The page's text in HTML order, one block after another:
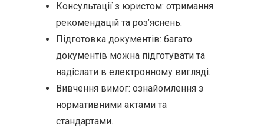
Консультації з юристом: отримання
рекомендацій та роз’яснень.
Підготовка документів: багато
документів можна підготувати та
надіслати в електронному вигляді.
Вивчення вимог: ознайомлення з
нормативними актами та
стандартами.